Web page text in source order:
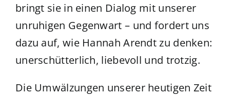
bringt sie in einen Dialog mit unserer
unruhigen Gegenwart – und fordert uns
dazu auf, wie Hannah Arendt zu denken:
unerschütterlich, liebevoll und trotzig.
Die Umwälzungen unserer heutigen Zeit